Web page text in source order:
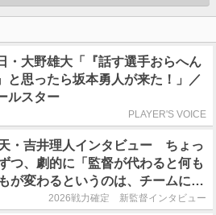
・大野雄大「『話す選手おらへん
と思ったら坂本勇人が来た！」／
ルスター
PLAYER'S VOICE
・吉井理人インタビュー ちょっ
つ、劇的に「監督が代わると何も
が変わるというのは、チームにと
て良くないことなんです」
2026戦力確定 新監督インタビュー